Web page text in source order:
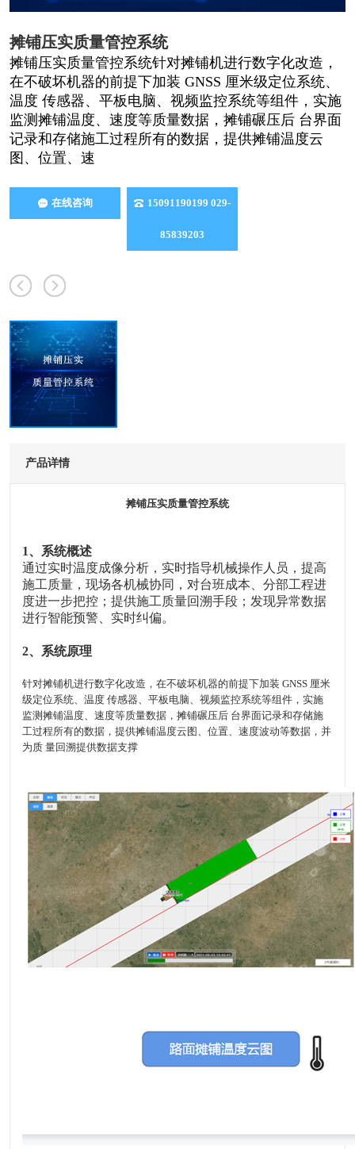
摊铺压实质量管控系统
摊铺压实质量管控系统针对摊铺机进行数字化改造，
在不破坏机器的前提下加装 GNSS 厘米级定位系统、
温度 传感器、平板电脑、视频监控系统等组件，实施
监测摊铺温度、速度等质量数据，摊铺碾压后 台界面
记录和存储施工过程所有的数据，提供摊铺温度云
图、位置、速
在线咨询 15091190199 029-
85839203
产品详情
摊铺压实质量管控系统
1、系统概述
通过实时温度成像分析，实时指导机械操作人员，提高
施工质量， 现场各机械协同， 对台班成本、分部工程进
度进一步把控；提供施工质量回溯手段 ； 发现异常数据
进行智能预警、实时纠偏。
2、系统原理
针对摊铺机进行数字化改造，在不破坏机器的前提下加装 GNSS 厘米
级定位系统、温度 传感器、平板电脑、视频监控系统等组件，实施
监测摊铺温度、速度等质量数据，摊铺碾压后 台界面记录和存储施
工过程所有的数据，提供摊铺温度云图、位置、速度波动等数据，并
为质 量回溯提供数据支撑